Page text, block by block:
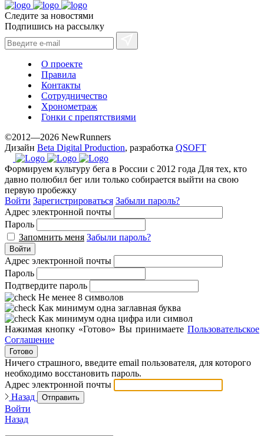
Следите за новостями
Подпишись на рассылку
О проекте
Правила
Контакты
Сотрудничество
Хронометраж
Гонки с препятствиями
©2012—2026 NewRunners
Дизайн Beta Digital Production, разработка QSOFT
Формируем культуру бега в России с 2012 года Для тех, кто
давно полюбил бег или только собирается выйти на свою
первую пробежку
Войти Зарегистрироваться Забыли пароль?
Адрес электронной почты
Пароль
Запомнить меня Забыли пароль?
Войти
Адрес электронной почты
Пароль
Подтвердите пароль
Не менее 8 символов
Как минимум одна заглавная буква
Как минимум одна цифра или символ
Нажимая кнопку «Готово» Вы принимаете Пользовательское
Соглашение
Готово
Ничего страшного, введите email пользователя, для которого
необходимо восстановить пароль.
Адрес электронной почты
Назад
Отправить
Войти
Назад